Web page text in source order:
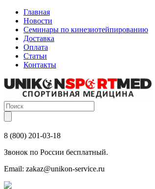
Главная
Новости
Семинары по кинезиотейпированию
Доставка
Оплата
Статьи
Контакты
8 (800) 201-03-18
Звонок по России бесплатный.
Email: zakaz@unikon-service.ru